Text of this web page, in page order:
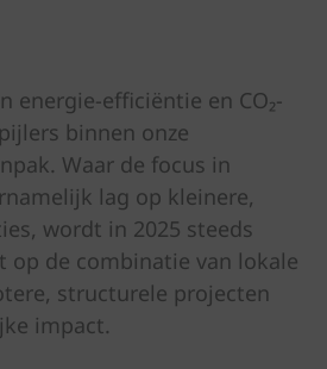
energie-efficiëntie en CO₂-
binnen onze
Waar de focus in
lag op kleinere,
wordt in 2025 steeds
op de combinatie van lokale
structurele projecten
impact.